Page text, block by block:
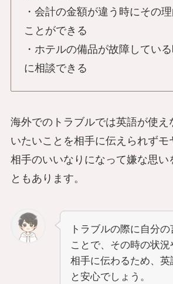
・会計の金額が違う時にその
ことができる
・ホテルの備品が故障してい
に相談できる
海外でのトラブルでは英語が使え
いたいことを相手に伝えられずモ
相手のいいなりになって嫌な思い
ともあります。
トラブルの際に自分
ことで、その時の状
相手に伝わるため、英
と安心でしょう。